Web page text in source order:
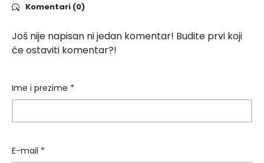
Komentari (0)
Još nije napisan ni jedan komentar! Budite prvi koji
će ostaviti komentar?!
Ime i prezime *
E-mail *